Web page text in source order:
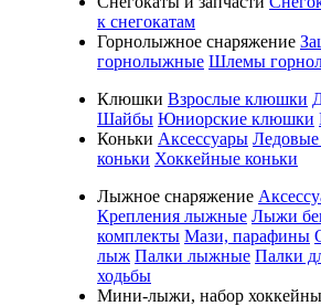
к снегокатам
Горнолыжное снаряжение
горнолыжные Шлемы
Клюшки Взрослые клюшки
Шайбы Юниорские клюшки
Коньки Аксессуары Ледовые
коньки Хоккейные коньки
Лыжное снаряжение
Крепления лыжные Лыжи
комплекты Мази, парафины
лыж Палки лыжные Палки
ходьбы
Мини-лыжи, набор